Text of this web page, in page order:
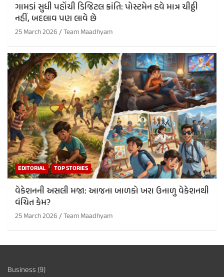
ગામડાં સુધી પહોંચી ડિજિટલ ક્રાંતિ: પોસ્ટમેન હવે માત્ર ચીઠ્ઠી
નહીં, બદલાવ પણ લાવે છે
25 March 2026 Team Maadhyam
EDITORIAL TOP STORIES
વેકેશનની અસલી મજા: આજના બાળકો ખરા ઉનાળુ વેકેશનથી
વંચિત કેમ?
25 March 2026 Team Maadhyam
Business (9)